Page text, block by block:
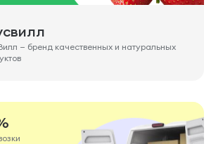
— бренд качественных и натуральных